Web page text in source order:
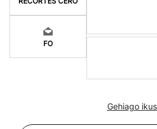
FO
Gehiago